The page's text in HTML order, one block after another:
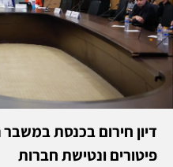
דיון חירום בכנסת
פיטורים ונטישת חברות